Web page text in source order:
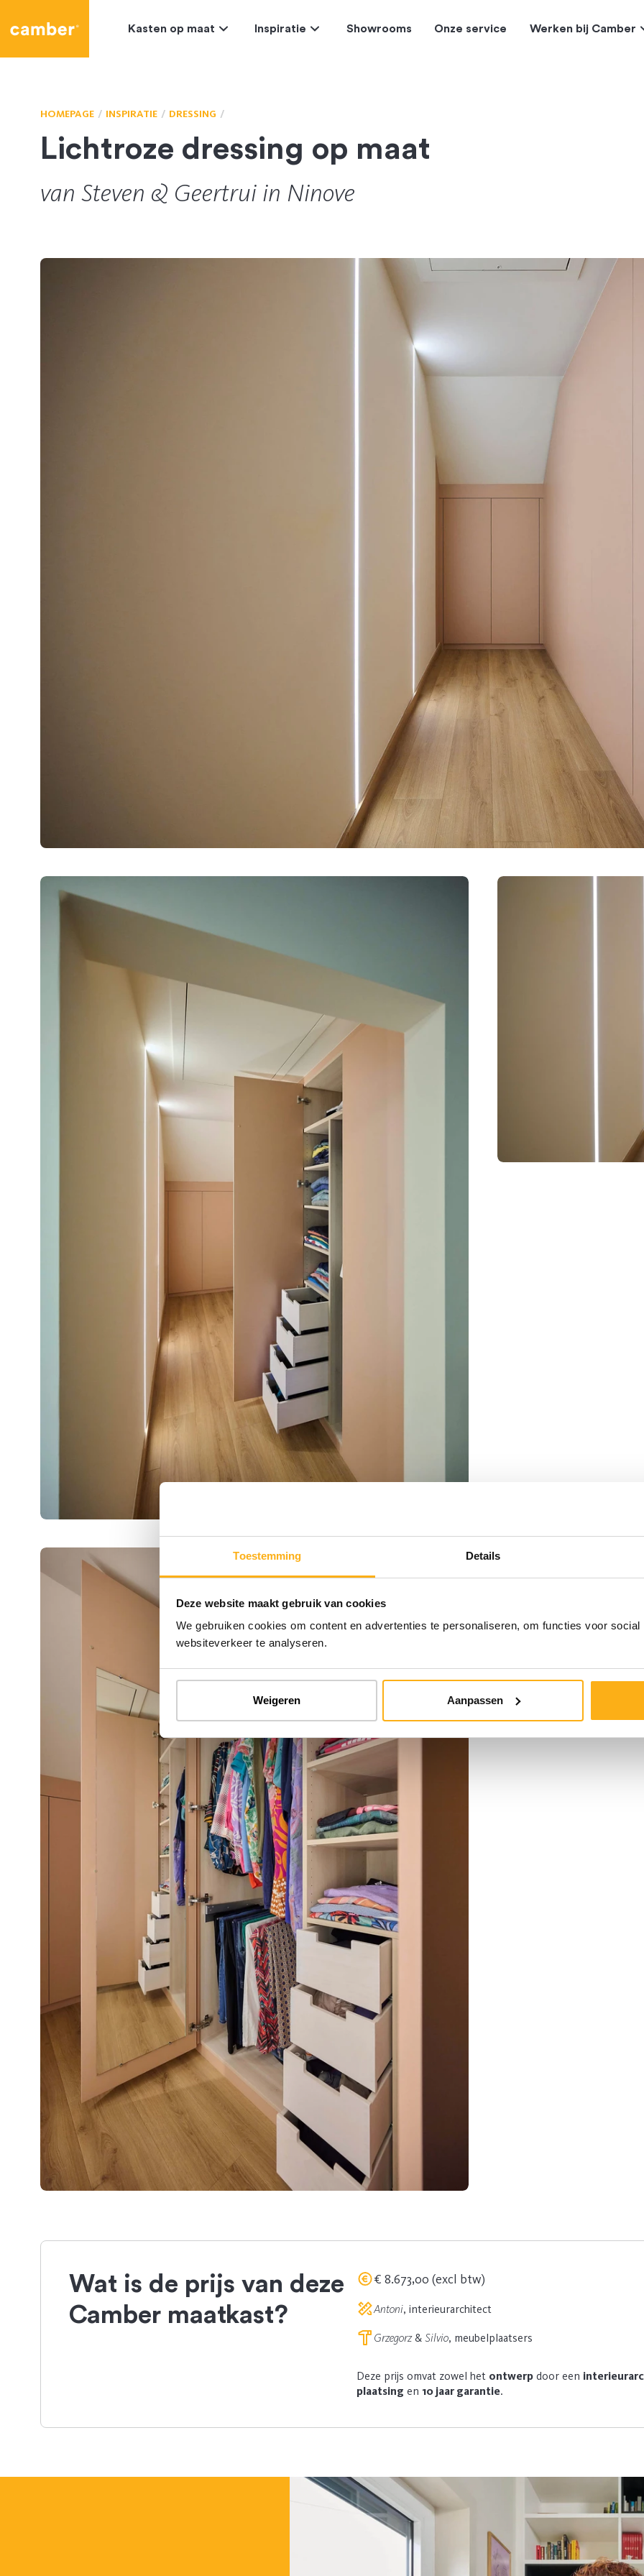
Toestemming Details
Deze website maakt gebruik van cookies
We gebruiken cookies om content en advertenties te personaliseren, om functies voor
websiteverkeer te analyseren.
Weigeren Aanpassen
Kasten op maat Inspiratie Showrooms Onze service Werken bij Camber
HOMEPAGE INSPIRATIE DRESSING
Lichtroze dressing op maat
van Steven & Geertrui in Ninove
Wat is de prijs van deze
Camber maatkast?
€ 8.673,00 (excl btw)
Antoni, interieurarchitect
Grzegorz&Silvio, meubelplaatsers
Deze prijs omvat zowel het ontwerp door een
plaatsing en 10 jaar garantie.